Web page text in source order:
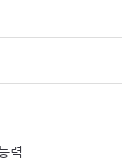
력